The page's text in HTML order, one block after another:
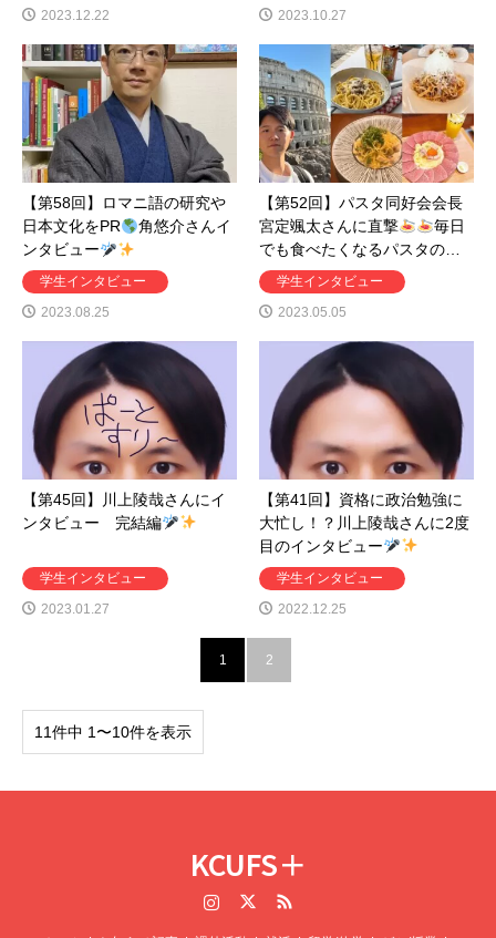
2023.12.22
2023.10.27
【第58回】ロマニ語の研究や
日本文化をPR
角悠介さんイ
ンタビュー
学生インタビュー
2023.08.25
【第52回】パスタ同好会会長
宮定颯太さんに直撃
毎日
でも食べたくなるパスタの…
学生インタビュー
2023.05.05
【第45回】川上陵哉さんにイ
ンタビュー 完結編
学生インタビュー
2023.01.27
【第41回】資格に政治勉強に
大忙し！？川上陵哉さんに2度
目のインタビュー
学生インタビュー
2022.12.25
1 2
11件中 1〜10件を表示
KCUFS＋